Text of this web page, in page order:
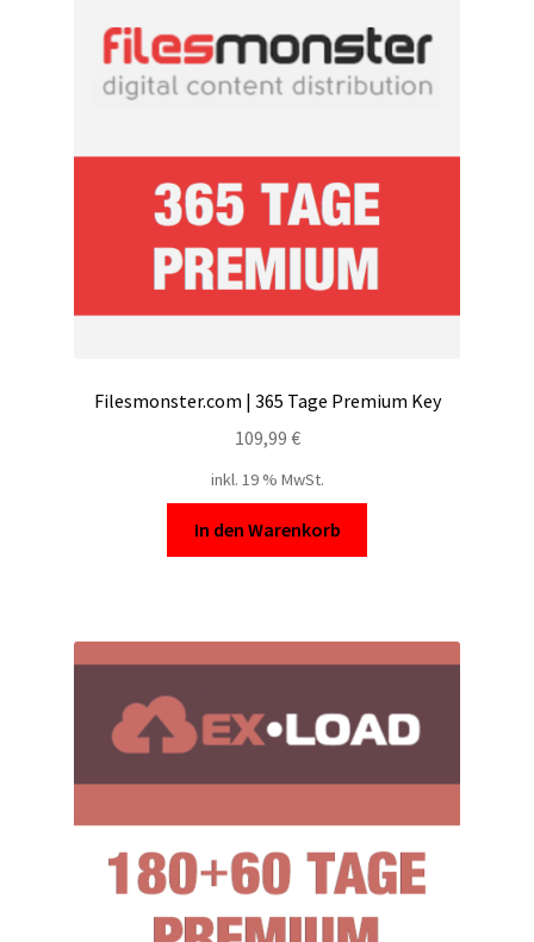
Filesmonster.com | 365 Tage Premium Key
109,99 €
inkl. 19 % MwSt.
In den Warenkorb